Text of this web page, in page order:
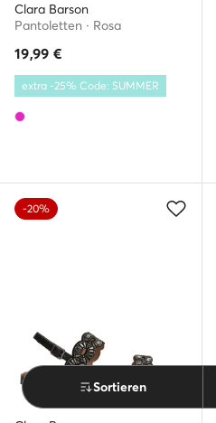
Sortieren
Clara Barson
Pantoletten · Rosa
19,99 €
extra -25% Code: SUMMER
-20%